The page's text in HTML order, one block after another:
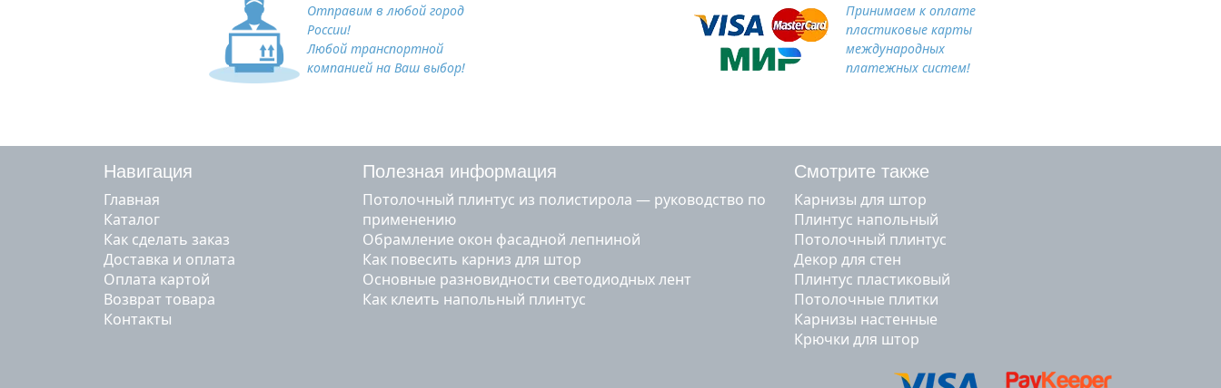
Отправим в любой город
России!
Любой транспортной
компанией на Ваш выбор!
Принимаем к оплате
пластиковые карты
международных
платежных систем!
Навигация
Главная
Каталог
Как сделать заказ
Доставка и оплата
Оплата картой
Возврат товара
Контакты
Полезная информация
Потолочный плинтус из полистирола — руководство по
применению
Обрамление окон фасадной лепниной
Как повесить карниз для штор
Основные разновидности светодиодных лент
Как клеить напольный плинтус
Смотрите также
карнизы для штор
плинтус напольный
потолочный плинтус
декор для стен
плинтус пластиковый
потолочные плитки
карнизы настенные
крючки для штор